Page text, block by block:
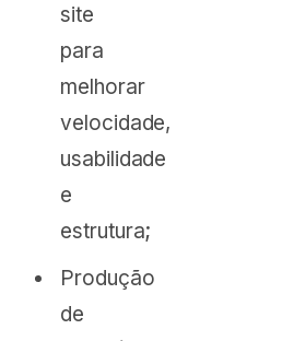
site
para
melhorar
velocidade,
usabilidade
e
estrutura;
Produção
de